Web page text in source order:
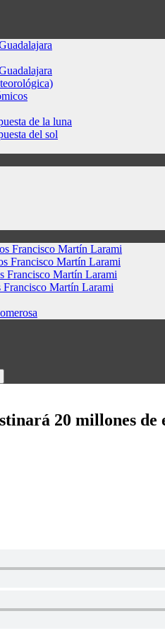
de la luna
del sol
Francisco Martín Larami
Francisco Martín Larami
Francisco Martín Larami
Francisco Martín Larami
20 millones